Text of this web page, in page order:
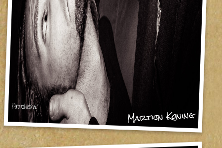
Martijn Koning